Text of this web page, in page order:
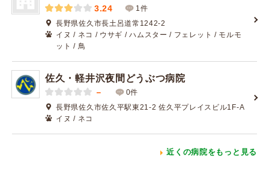
3.24
1件
長野県佐久市長土呂道常1242-2
イヌ / ネコ / ウサギ / ハムスター / フェレット / モルモ
ット / 鳥
佐久・軽井沢夜間どうぶつ病院
－
0件
長野県佐久市佐久平駅東21-2 佐久平プレイスビル1F-A
イヌ / ネコ
近くの病院をもっと見る